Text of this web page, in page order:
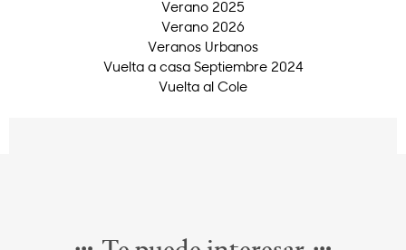
Verano 2025
Verano 2026
Veranos Urbanos
Vuelta a casa Septiembre 2024
Vuelta al Cole